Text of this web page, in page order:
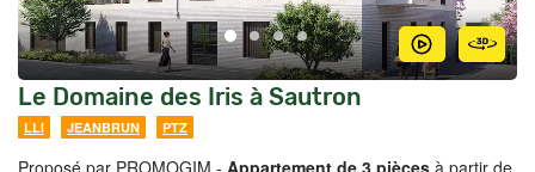
Le Domaine des Iris à Sautron
LLI JEANBRUN PTZ
Proposé par PROMOGIM - Appartement de 3 pièces à partir de